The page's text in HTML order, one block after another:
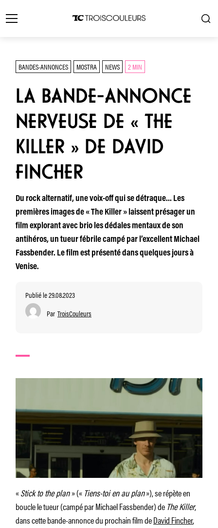
BANDES-ANNONCES MOSTRA NEWS 2 MIN
LA BANDE-ANNONCE
NERVEUSE DE « THE
KILLER » DE DAVID
FINCHER
Du rock alternatif, une voix-off qui se détraque… Les
premières images de « The Killer » laissent présager un
film explorant avec brio les dédales mentaux de son
antihéros, un tueur fébrile campé par l’excellent Michael
Fassbender. Le film est présenté dans quelques jours à
Venise.
Publié le 29.08.2023
Par TroisCouleurs
«Stick to the plan» (« Tiens-toi en au plan»), se répète en
boucle le tueur (campé par Michael Fassbender) de The Killer,
dans cette bande-annonce du prochain film deDavid Fincher,